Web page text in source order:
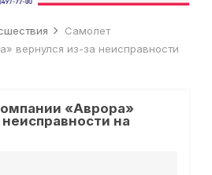
Самолет
вернулся из-за неисправности
«Аврора»
на